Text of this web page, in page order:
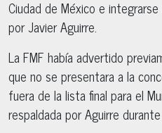
Ciudad de México e
por Javier Aguirre.
La FMF había advertido
que no se presentara a la
fuera de la lista final para el
respaldada por Aguirre